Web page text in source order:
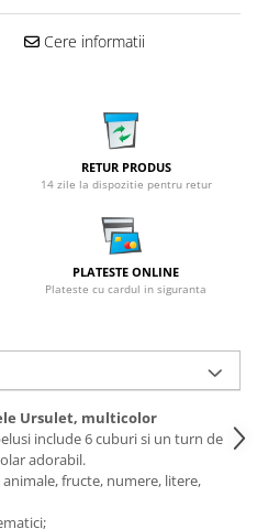
Cere informatii
RETUR PRODUS
14 zile la dispozitie pentru retur
PLATESTE ONLINE
Plateste cu cardul in siguranta
Ursulet, multicolor
include 6 cuburi si un turn de
adorabil.
fructe, numere, litere,